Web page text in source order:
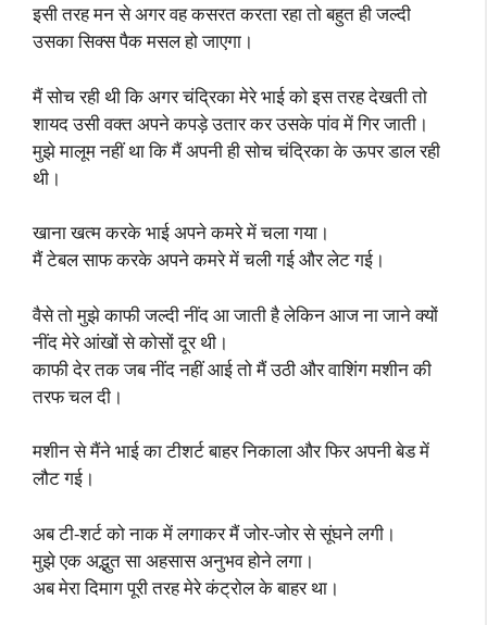
इसी तरह मन से अगर वह कसरत करता रहा तो बहुत ही जल्दी
उसका सिक्स पैक मसल हो जाएगा।
मैं सोच रही थी कि अगर चंद्रिका मेरे भाई को इस तरह देखती तो
शायद उसी वक्त अपने कपड़े उतार कर उसके पांव में गिर जाती।
मुझे मालूम नहीं था कि मैं अपनी ही सोच चंद्रिका के ऊपर डाल रही
थी।
खाना खत्म करके भाई अपने कमरे में चला गया।
मैं टेबल साफ करके अपने कमरे में चली गई और लेट गई।
वैसे तो मुझे काफी जल्दी नींद आ जाती है लेकिन आज ना जाने क्यों
नींद मेरे आंखों से कोसों दूर थी।
काफी देर तक जब नींद नहीं आई तो मैं उठी और वाशिंग मशीन की
तरफ चल दी।
मशीन से मैंने भाई का टीशर्ट बाहर निकाला और फिर अपनी बेड में
लौट गई।
अब टी-शर्ट को नाक में लगाकर मैं जोर-जोर से सूंघने लगी।
मुझे एक अद्भुत सा अहसास अनुभव होने लगा।
अब मेरा दिमाग पूरी तरह मेरे कंट्रोल के बाहर था।